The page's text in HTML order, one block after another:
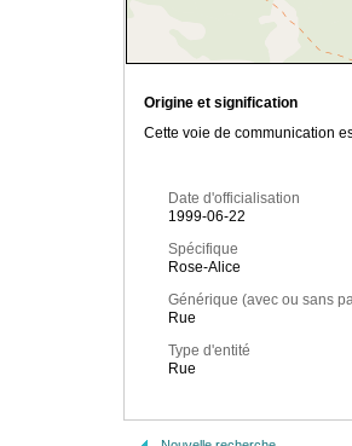
Origine et signification
Cette voie de communication
Date d'officialisation
1999-06-22
Spécifique
Rose-Alice
Générique (avec ou sans
Rue
Type d'entité
Rue